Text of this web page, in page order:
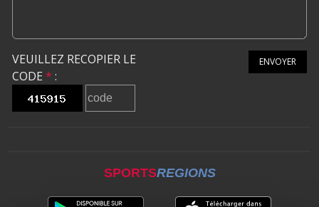
VEUILLEZ RECOPIER LE
CODE * :
ENVOYER
SPORTSREGIONS